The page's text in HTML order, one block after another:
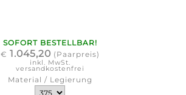
SOFORT BESTELLBAR!
€ 1.045,20 (Paarpreis)
inkl. MwSt.
versandkostenfrei
Material / Legierung